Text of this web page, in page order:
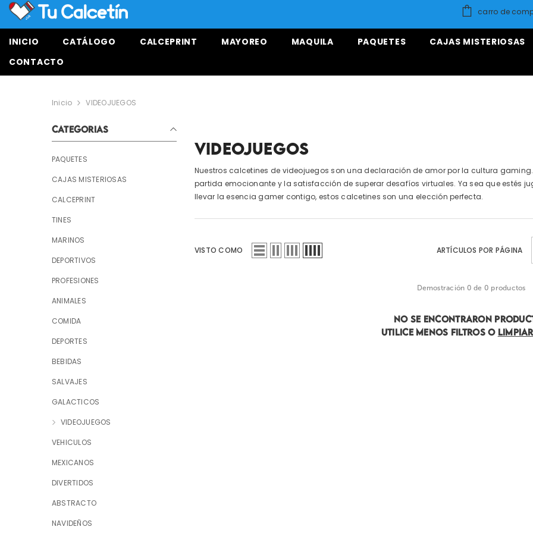
SALTAR AL CONTENIDO carro de
INICIO CATÁLOGO CALCEPRINT MAYOREO MAQUILA PAQUETES CAJAS MISTERIOSAS
CONTACTO
Inicio VIDEOJUEGOS
CATEGORIAS
PAQUETES
CAJAS MISTERIOSAS
CALCEPRINT
TINES
MARINOS
DEPORTIVOS
PROFESIONES
ANIMALES
COMIDA
DEPORTES
BEBIDAS
SALVAJES
GALACTICOS
VIDEOJUEGOS
VEHICULOS
MEXICANOS
DIVERTIDOS
ABSTRACTO
NAVIDEÑOS
VIDEOJUEGOS
Nuestros calcetines de videojuegos son una declaración de amor por la cultura
partida emocionante y la satisfacción de superar desafíos virtuales. Ya sea que estés
llevar la esencia gamer contigo, estos calcetines son una elección perfecta.
VISTO COMO ARTÍCULOS POR PÁGINA
Demostración 0 de 0 productos
NO SE ENCONTRARON
UTILICE MENOS FILTROS O